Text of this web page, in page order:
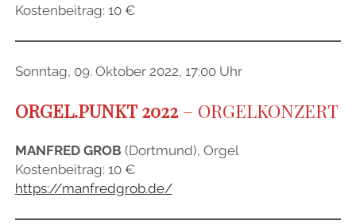
Kostenbeitrag: 10 €
Sonntag, 09. Oktober 2022, 17:00 Uhr
ORGEL.PUNKT 2022 – ORGELKONZERT
MANFRED GROB (Dortmund), Orgel
Kostenbeitrag: 10 €
https://manfredgrob.de/